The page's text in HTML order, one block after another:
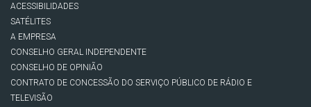
ACESSIBILIDADES
SATÉLITES
A EMPRESA
CONSELHO GERAL INDEPENDENTE
CONSELHO DE OPINIÃO
CONTRATO DE CONCESSÃO DO SERVIÇO PÚBLICO DE RÁDIO E
TELEVISÃO